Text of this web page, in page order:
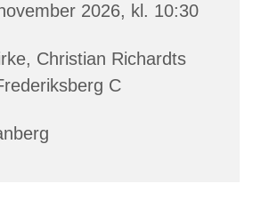
2026, kl. 10:30
Christian Richardts
C